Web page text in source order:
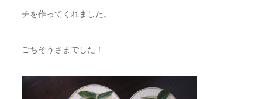
チを作ってくれました。
ごちそうさまでした！